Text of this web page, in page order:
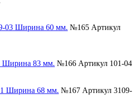
№165 Артикул
№166 Артикул 101-04
№167 Артикул 3109-